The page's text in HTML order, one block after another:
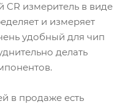
CR измеритель в виде
и измеряет
удобный для чип
делать
в продаже есть